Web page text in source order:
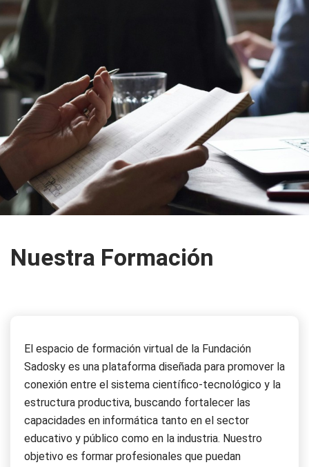
Nuestra Formación
El espacio de formación virtual de la Fundación
Sadosky es una plataforma diseñada para promover la
conexión entre el sistema científico-tecnológico y la
estructura productiva, buscando fortalecer las
capacidades en informática tanto en el sector
educativo y público como en la industria. Nuestro
objetivo es formar profesionales que puedan